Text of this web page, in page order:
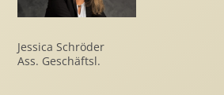
Jessica Schröder
Ass. Geschäftsl.